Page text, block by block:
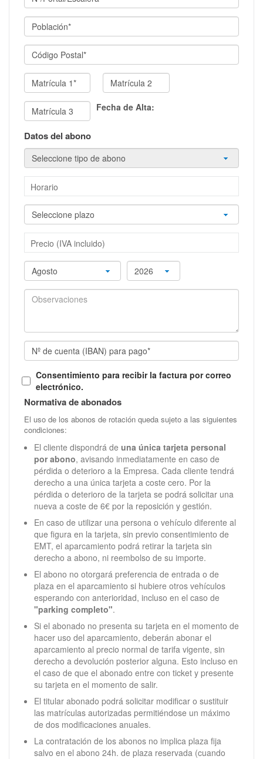
Datos del abono
Horario
Precio (IVA incluido)
Fecha de Alta:
Consentimiento para recibir la factura por correo
electrónico.
Normativa de abonados
El uso de los abonos de rotación queda sujeto a las siguientes
condiciones:
El cliente dispondrá de una única tarjeta personal
por abono, avisando inmediatamente en caso de
pérdida o deterioro a la Empresa. Cada cliente tendrá
derecho a una única tarjeta a coste cero. Por la
pérdida o deterioro de la tarjeta se podrá solicitar una
nueva a coste de 6€ por la reposición y gestión.
En caso de utilizar una persona o vehículo diferente al
que figura en la tarjeta, sin previo consentimiento de
EMT, el aparcamiento podrá retirar la tarjeta sin
derecho a abono, ni reembolso de su importe.
El abono no otorgará preferencia de entrada o de
plaza en el aparcamiento si hubiere otros vehículos
esperando con anterioridad, incluso en el caso de
"parking completo".
Si el abonado no presenta su tarjeta en el momento de
hacer uso del aparcamiento, deberán abonar el
aparcamiento al precio normal de tarifa vigente, sin
derecho a devolución posterior alguna. Esto incluso en
el caso de que el abonado entre con ticket y presente
su tarjeta en el momento de salir.
El titular abonado podrá solicitar modificar o sustituir
las matrículas autorizadas permitiéndose un máximo
de dos modificaciones anuales.
La contratación de los abonos no implica plaza fija
salvo en el abono 24h. de plaza reservada (cuando